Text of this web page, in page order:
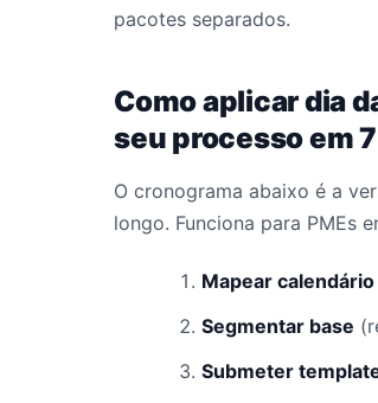
pacotes separados.
Como aplicar dia
seu processo em
O cronograma abaixo é a
longo. Funciona para PMEs
Mapear
Segmentar base
Submeter